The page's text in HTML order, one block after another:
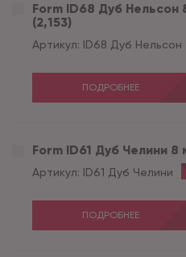
Form ID68 Дуб Нельсон
(2,153)
Артикул: ID68 Дуб Нельсон
ПОДРОБНЕЕ
Form ID61 Дуб Челини 8
Артикул: ID61 Дуб Челини
ПОДРОБНЕЕ